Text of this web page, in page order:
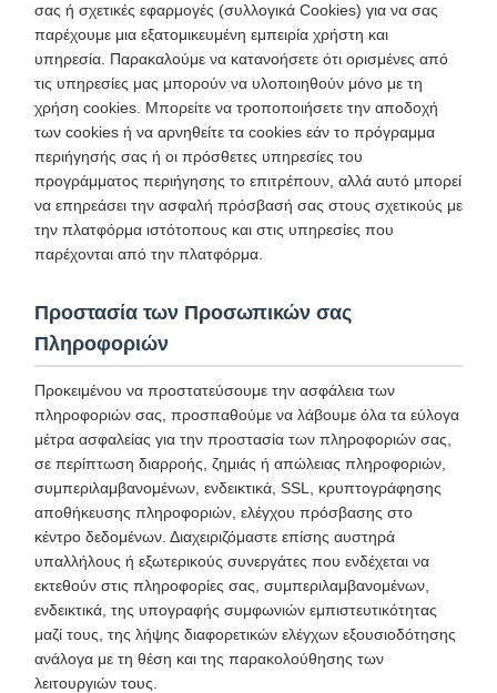
σας ή σχετικές εφαρμογές (συλλογικά Cookies) για να σας
παρέχουμε μια εξατομικευμένη εμπειρία χρήστη και
υπηρεσία. Παρακαλούμε να κατανοήσετε ότι ορισμένες από
τις υπηρεσίες μας μπορούν να υλοποιηθούν μόνο με τη
χρήση cookies. Μπορείτε να τροποποιήσετε την αποδοχή
των cookies ή να αρνηθείτε τα cookies εάν το πρόγραμμα
περιήγησής σας ή οι πρόσθετες υπηρεσίες του
προγράμματος περιήγησης το επιτρέπουν, αλλά αυτό μπορεί
να επηρεάσει την ασφαλή πρόσβασή σας στους σχετικούς με
την πλατφόρμα ιστότοπους και στις υπηρεσίες που
παρέχονται από την πλατφόρμα.
Προστασία των Προσωπικών σας
Πληροφοριών
Προκειμένου να προστατεύσουμε την ασφάλεια των
πληροφοριών σας, προσπαθούμε να λάβουμε όλα τα εύλογα
μέτρα ασφαλείας για την προστασία των πληροφοριών σας,
σε περίπτωση διαρροής, ζημιάς ή απώλειας πληροφοριών,
συμπεριλαμβανομένων, ενδεικτικά, SSL, κρυπτογράφησης
αποθήκευσης πληροφοριών, ελέγχου πρόσβασης στο
κέντρο δεδομένων. Διαχειριζόμαστε επίσης αυστηρά
υπαλλήλους ή εξωτερικούς συνεργάτες που ενδέχεται να
εκτεθούν στις πληροφορίες σας, συμπεριλαμβανομένων,
ενδεικτικά, της υπογραφής συμφωνιών εμπιστευτικότητας
μαζί τους, της λήψης διαφορετικών ελέγχων εξουσιοδότησης
ανάλογα με τη θέση και της παρακολούθησης των
λειτουργιών τους.